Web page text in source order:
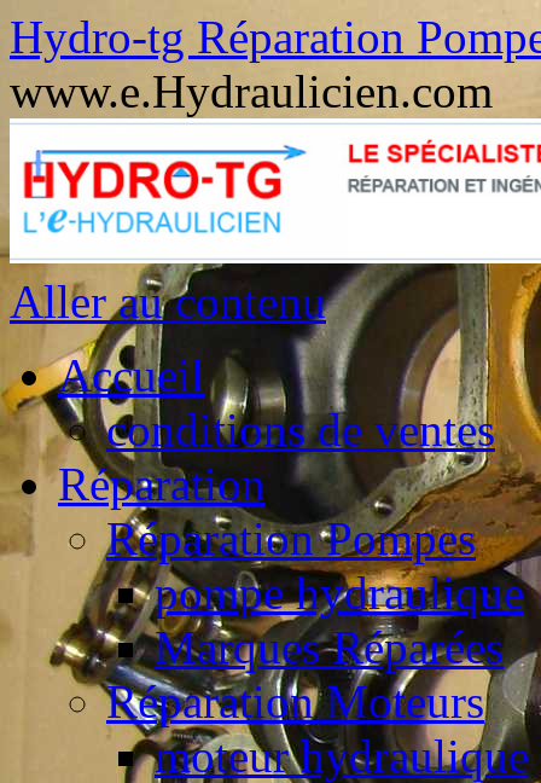
Hydro-tg Réparation
www.e.Hydraulicien.com
Aller au contenu
Accueil
conditions de ventes
Réparation
Réparation Pompes
pompe hydraulique
Marques Réparées
Réparation Moteurs
moteur hydraulique